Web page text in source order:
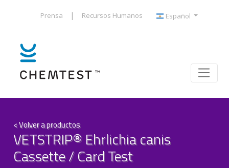
Prensa | Recursos Humanos Español
< Volver a productos
VETSTRIP® Ehrlichia canis
Cassette / Card Test